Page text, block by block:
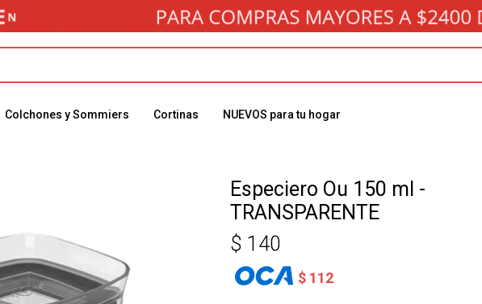
Colchones y Sommiers Cortinas NUEVOS para tu hogar
Especiero Ou 150 ml -
TRANSPARENTE
$ 140
$ 112